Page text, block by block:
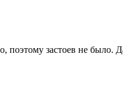
поэтому застоев не было.